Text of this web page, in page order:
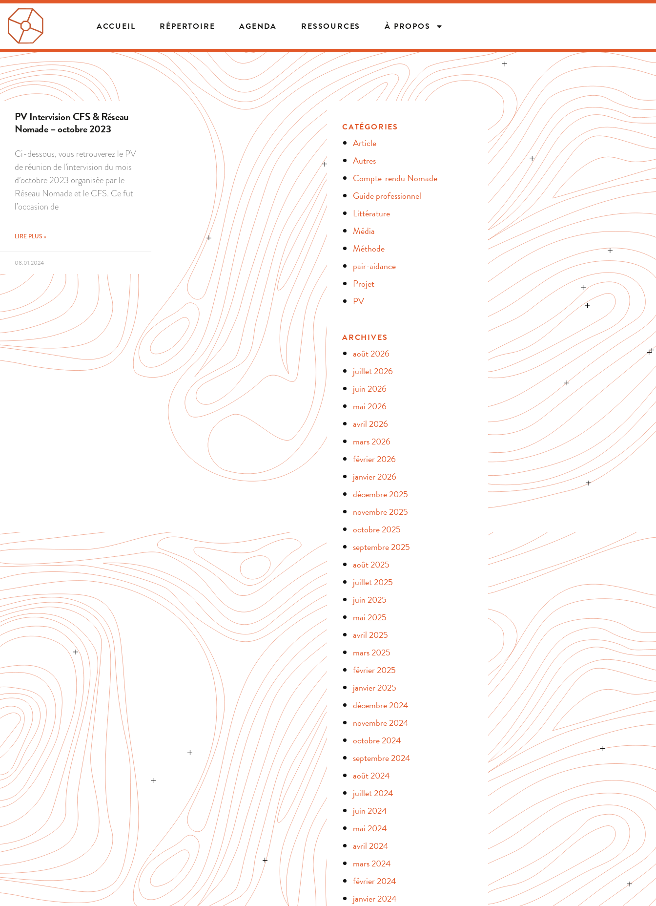
ACCUEIL RÉPERTOIRE AGENDA RESSOURCES À PROPOS
PV Intervision CFS & Réseau
Nomade – octobre 2023
Ci-dessous, vous retrouverez le PV
de réunion de l’intervision du mois
d’octobre 2023 organisée par le
Réseau Nomade et le CFS. Ce fut
l’occasion de
LIRE PLUS »
08.01.2024
CATÉGORIES
Article
Autres
Compte-rendu Nomade
Guide professionnel
Littérature
Média
Méthode
pair-aidance
Projet
PV
ARCHIVES
août 2026
juillet 2026
juin 2026
mai 2026
avril 2026
mars 2026
février 2026
janvier 2026
décembre 2025
novembre 2025
octobre 2025
septembre 2025
août 2025
juillet 2025
juin 2025
mai 2025
avril 2025
mars 2025
février 2025
janvier 2025
décembre 2024
novembre 2024
octobre 2024
septembre 2024
août 2024
juillet 2024
juin 2024
mai 2024
avril 2024
mars 2024
février 2024
janvier 2024